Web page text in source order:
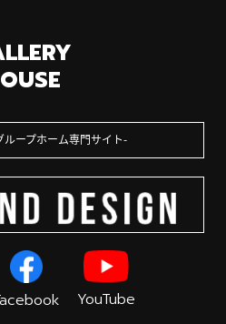
ループホーム専門サイト
YouTube